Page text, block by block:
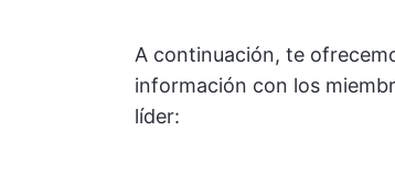
A continuación, te
información con los
líder: